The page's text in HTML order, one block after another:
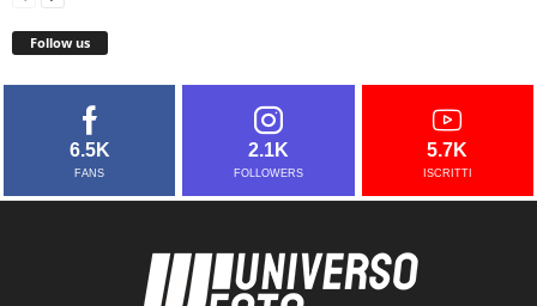
Follow us
6.5K
FANS
2.1K
FOLLOWERS
5.7K
ISCRITTI